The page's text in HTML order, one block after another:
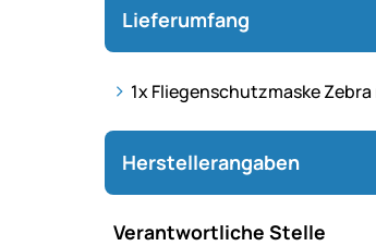
Lieferumfang
1x Fliegenschutzmaske
Herstellerangaben
Verantwortliche Stelle